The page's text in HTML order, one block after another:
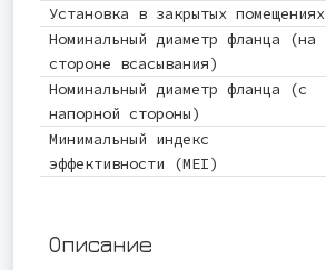
Установка в закрытых помещениях
Номинальный диаметр фланца (на
стороне всасывания)
Номинальный диаметр фланца (с
напорной стороны)
Минимальный индекс
эффективности (MEI)
Описание